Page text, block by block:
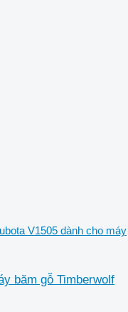
V1505 dành cho máy
băm gỗ Timberwolf